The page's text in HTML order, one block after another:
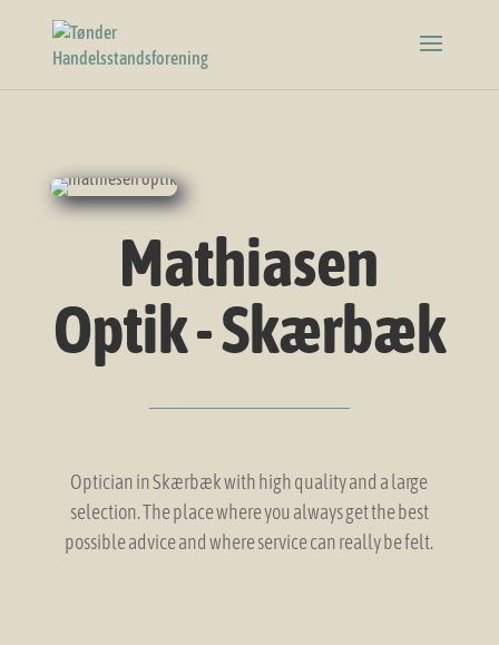
Mathiasen
Optik - Skærbæk
Optician in Skærbæk with high quality and a large
selection. The place where you always get the best
possible advice and where service can really be felt.